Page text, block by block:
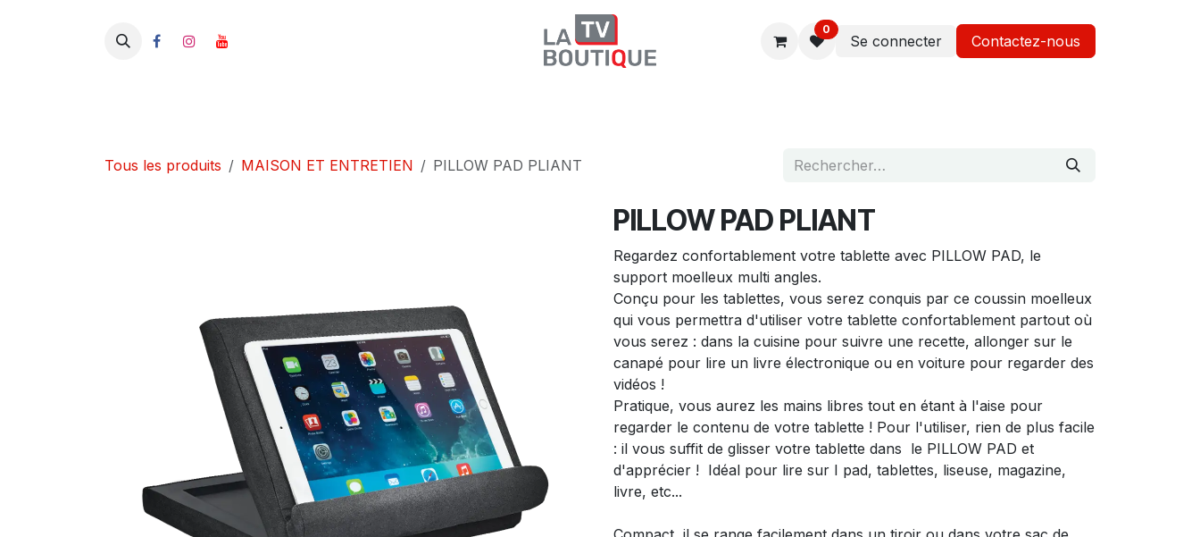
0
Se connecter Contactez-nous
Tous les produits MAISON ET ENTRETIEN PILLOW PAD PLIANT
PILLOW PAD PLIANT
Regardez confortablement votre tablette avec PILLOW PAD, le
support moelleux multi angles.
Conçu pour les tablettes, vous serez conquis par ce coussin moelleux
qui vous permettra d'utiliser votre tablette confortablement partout où
vous serez : dans la cuisine pour suivre une recette, allonger sur le
canapé pour lire un livre électronique ou en voiture pour regarder des
vidéos !
Pratique, vous aurez les mains libres tout en étant à l'aise pour
regarder le contenu de votre tablette ! Pour l'utiliser, rien de plus facile
: il vous suffit de glisser votre tablette dans le PILLOW PAD et
d'apprécier ! Idéal pour lire sur I pad, tablettes, liseuse, magazine,
livre, etc...